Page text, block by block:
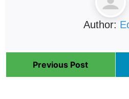
Author:
Previous Post